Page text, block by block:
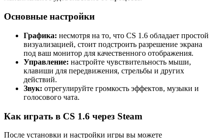
Основные настройки
Графика: несмотря на то, что CS 1.6 обладает простой
визуализацией, стоит подстроить разрешение экрана
под ваш монитор для качественного отображения.
Управление: настройте чувствительность мыши,
клавиши для передвижения, стрельбы и других
действий.
Звук: отрегулируйте громкость эффектов, музыки и
голосового чата.
Как играть в CS 1.6 через Steam
После установки и настройки игры вы можете